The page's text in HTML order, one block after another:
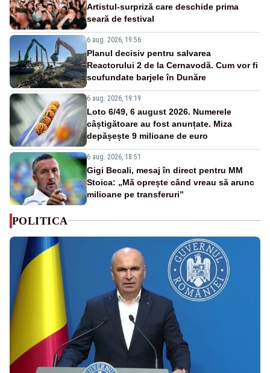
Artistul-surpriză care deschide prima
seară de festival
6 aug. 2026, 19:56
Planul decisiv pentru salvarea
Reactorului 2 de la Cernavodă. Cum vor fi
scufundate barjele în Dunăre
6 aug. 2026, 19:19
Loto 6/49, 6 august 2026. Numerele
câștigătoare au fost anunțate. Miza
depășește 9 milioane de euro
6 aug. 2026, 18:51
Gigi Becali, mesaj în direct pentru MM
Stoica: „Mă oprește când vreau să arunc
milioane pe transferuri”
POLITICA